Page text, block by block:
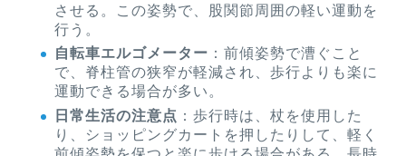
させる。この姿勢で、股関節周囲の軽い運動を
行う。
自転車エルゴメーター ：前傾姿勢で漕ぐこと
で、脊柱管の狭窄が軽減され、歩行よりも楽に
運動できる場合が多い。
日常生活の注意点 ：歩行時は、杖を使用した
り、ショッピングカートを押したりして、軽く